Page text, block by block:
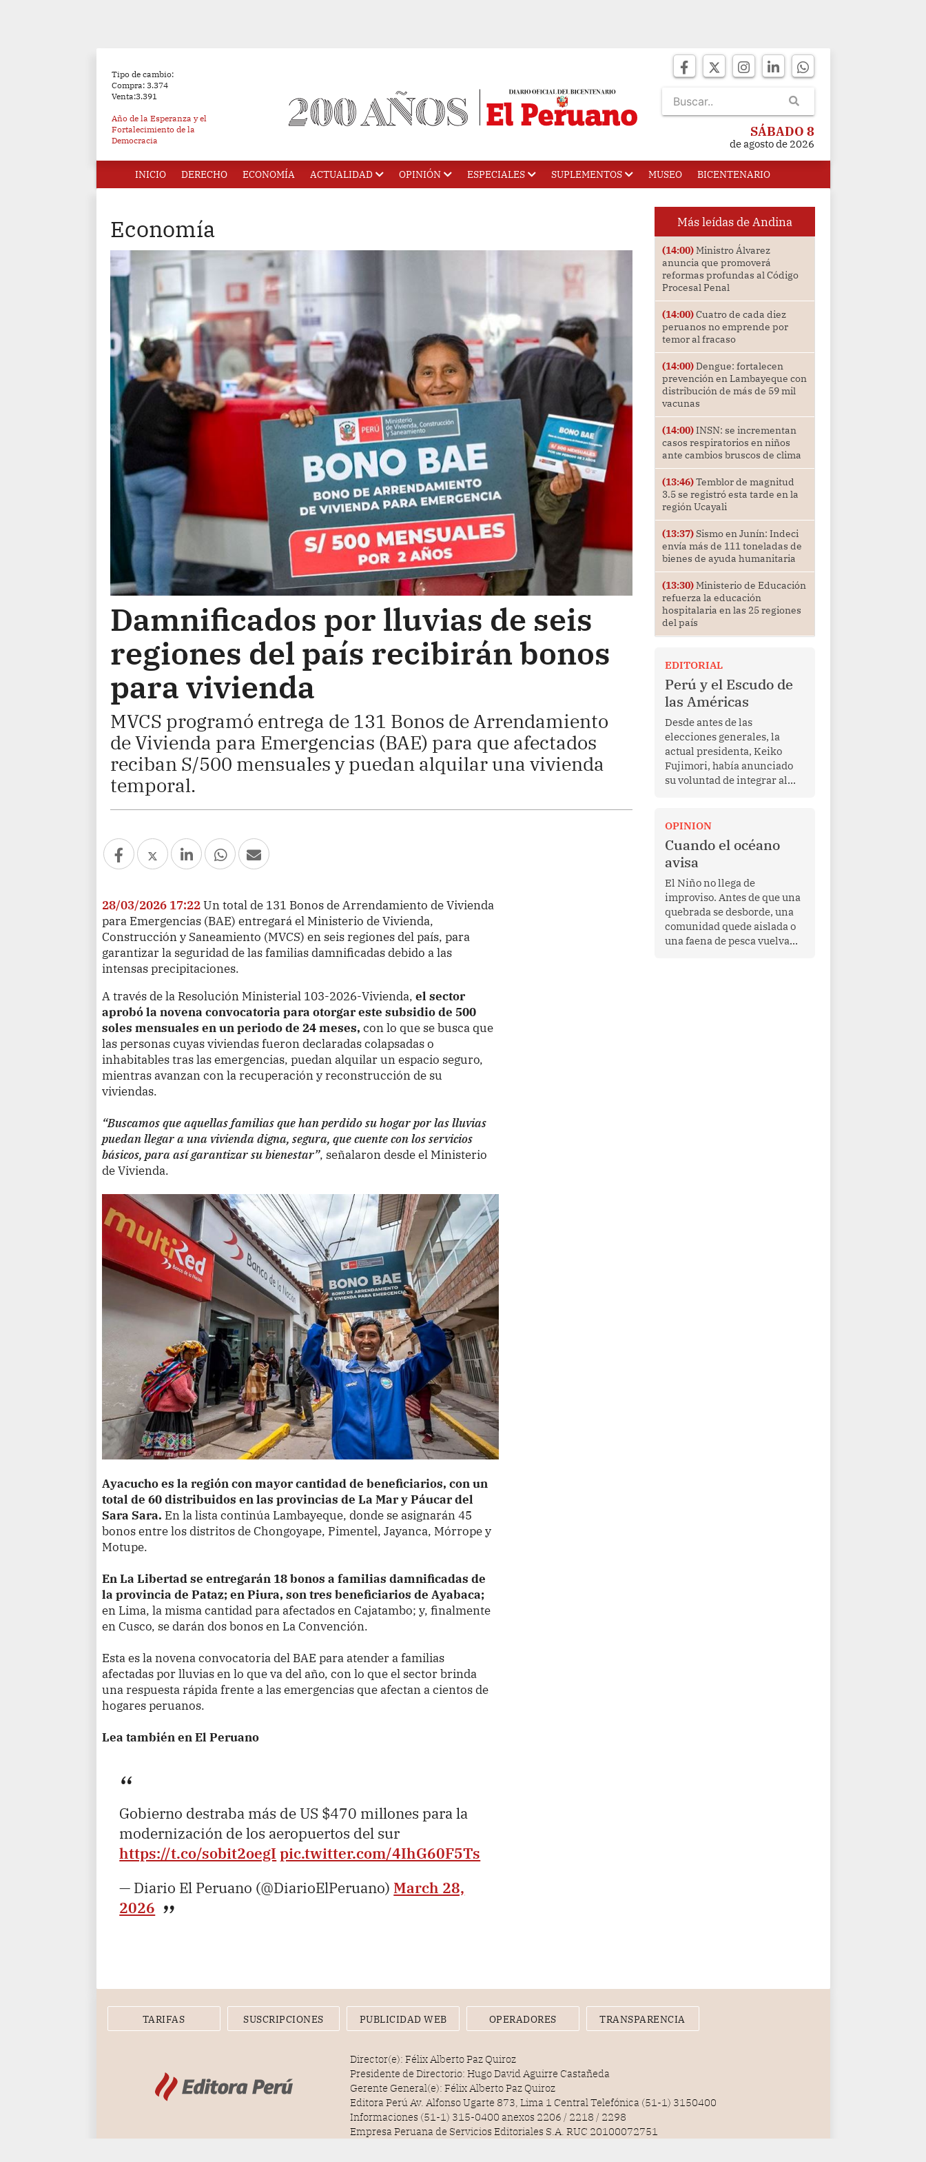
Tipo de cambio:
Compra: 3.374
Venta:3.391
Año de la Esperanza y el
Fortalecimiento de la
Democracia
SÁBADO 8
de agosto de 2026
INICIO DERECHO ECONOMÍA ACTUALIDAD OPINIÓN ESPECIALES SUPLEMENTOS MUSEO BICENTENARIO
Economía
Damnificados por lluvias de seis
regiones del país recibirán bonos
para vivienda
MVCS programó entrega de 131 Bonos de Arrendamiento
de Vivienda para Emergencias (BAE) para que afectados
reciban S/500 mensuales y puedan alquilar una vivienda
temporal.
28/03/2026 17:22Un total de 131 Bonos de Arrendamiento de Vivienda
para Emergencias (BAE) entregará el Ministerio de Vivienda,
Construcción y Saneamiento (MVCS) en seis regiones del país, para
garantizar la seguridad de las familias damnificadas debido a las
intensas precipitaciones.
A través de la Resolución Ministerial 103-2026-Vivienda,el sector
aprobó la novena convocatoria para otorgar este subsidio de 500
soles mensuales en un periodo de 24 meses, con lo que se busca que
las personas cuyas viviendas fueron declaradas colapsadas o
inhabitables tras las emergencias, puedan alquilar un espacio seguro,
mientras avanzan con la recuperación y reconstrucción de su
viviendas.
“Buscamos que aquellas familias que han perdido su hogar por las lluvias
puedan llegar a una vivienda digna, segura, que cuente con los servicios
básicos, para así garantizar su bienestar”, señalaron desde el Ministerio
de Vivienda.
Ayacucho es la región con mayor cantidad de beneficiarios, con un
total de 60 distribuidos en las provincias de La Mar y Páucar del
Sara Sara. En la lista continúa Lambayeque, donde se asignarán 45
bonos entre los distritos de Chongoyape, Pimentel, Jayanca, Mórrope y
Motupe.
En La Libertad se entregarán 18 bonos a familias damnificadas de
la provincia de Pataz; en Piura, son tres beneficiarios de Ayabaca;
en Lima, la misma cantidad para afectados en Cajatambo; y, finalmente
en Cusco, se darán dos bonos en La Convención.
Esta es la novena convocatoria del BAE para atender a familias
afectadas por lluvias en lo que va del año, con lo que el sector brinda
una respuesta rápida frente a las emergencias que afectan a cientos de
hogares peruanos.
Lea también en El Peruano
Gobierno destraba más de US $470 millones para la
modernización de los aeropuertos del sur
https://t.co/sobit2oegI pic.twitter.com/4IhG60F5Ts
— Diario El Peruano (@DiarioElPeruano) March 28,
2026
Más leídas de Andina
(14:00)Ministro Álvarez
anuncia que promoverá
reformas profundas al Código
Procesal Penal
(14:00)Cuatro de cada diez
peruanos no emprende por
temor al fracaso
(14:00)Dengue: fortalecen
prevención en Lambayeque con
distribución de más de 59 mil
vacunas
(14:00)INSN: se incrementan
casos respiratorios en niños
ante cambios bruscos de clima
(13:46)Temblor de magnitud
3.5 se registró esta tarde en la
región Ucayali
(13:37)Sismo en Junín: Indeci
envía más de 111 toneladas de
bienes de ayuda humanitaria
(13:30)Ministerio de Educación
refuerza la educación
hospitalaria en las 25 regiones
del país
EDITORIAL
Perú y el Escudo de
las Américas
Desde antes de las
elecciones generales, la
actual presidenta, Keiko
Fujimori, había anunciado
su voluntad de integrar al
en marzo de este año por el
mandatario estadounidense
Donald Trump, con el fin de
enfrentar al crimen
transnacional organizado y
al tráfico de drogas.
OPINION
Cuando el océano
avisa
El Niño no llega de
improviso. Antes de que una
quebrada se desborde, una
comunidad quede aislada o
una faena de pesca vuelva
TARIFAS SUSCRIPCIONES PUBLICIDAD WEB OPERADORES TRANSPARENCIA
Director(e): Félix Alberto Paz Quiroz
Presidente de Directorio: Hugo David Aguirre Castañeda
Gerente General(e): Félix Alberto Paz Quiroz
Editora Perú Av. Alfonso Ugarte 873, Lima 1 Central Telefónica (51-1) 3150400
Informaciones (51-1) 315-0400 anexos 2206 / 2218 / 2298
Empresa Peruana de Servicios Editoriales S.A. RUC 20100072751